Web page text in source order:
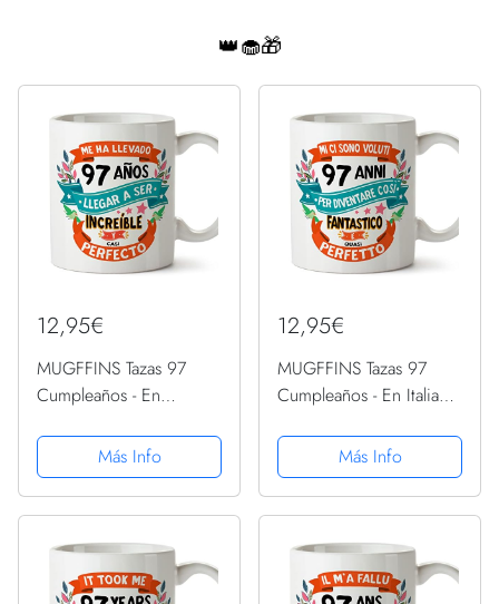
👑🧁🎁
12,95€
MUGFFINS Tazas 97
Cumpleaños - En
97 años llegar a ser
increíble - 11 oz - Regalo
original y divertido
Más Info
12,95€
MUGFFINS Tazas 97
Cumpleaños - En Italiano
anni per diventare cosi
fantastico - 11 oz -
Regalo original y
Más Info